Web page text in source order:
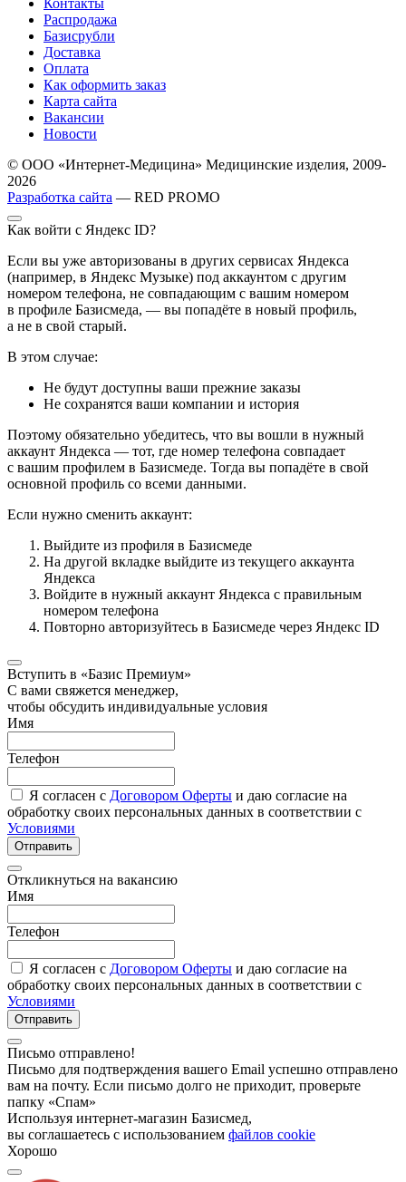
Распродажа
Базисрубли
Доставка
Оплата
Как оформить заказ
Карта сайта
Вакансии
Новости
© ООО «Интернет-Медицина» Медицинские изделия, 2009-
2026
Разработка сайта — RED PROMO
Как войти с Яндекс ID?
Если вы уже авторизованы в других сервисах Яндекса
(например, в Яндекс Музыке) под аккаунтом с другим
номером телефона, не совпадающим с вашим номером
в профиле Базисмеда, — вы попадёте в новый профиль,
а не в свой старый.
В этом случае:
Не будут доступны ваши прежние заказы
Не сохранятся ваши компании и история
Поэтому обязательно убедитесь, что вы вошли в нужный
аккаунт Яндекса — тот, где номер телефона совпадает
с вашим профилем в Базисмеде. Тогда вы попадёте в свой
основной профиль со всеми данными.
Если нужно сменить аккаунт:
Выйдите из профиля в Базисмеде
На другой вкладке выйдите из текущего аккаунта
Яндекса
Войдите в нужный аккаунт Яндекса с правильным
номером телефона
Повторно авторизуйтесь в Базисмеде через Яндекс ID
Вступить в «Базис Премиум»
С вами свяжется менеджер,
чтобы обсудить индивидуальные условия
Имя
Телефон
Я согласен с Договором Оферты и даю согласие на
обработку своих персональных данных в соответствии с
Условиями
Отправить
Откликнуться на вакансию
Имя
Телефон
Я согласен с Договором Оферты и даю согласие на
обработку своих персональных данных в соответствии с
Условиями
Отправить
Письмо отправлено!
Письмо для подтверждения вашего Email успешно отправлено
вам на почту. Если письмо долго не приходит, проверьте
папку «Спам»
Используя интернет-магазин Базисмед,
вы соглашаетесь с использованием файлов cookie
Хорошо